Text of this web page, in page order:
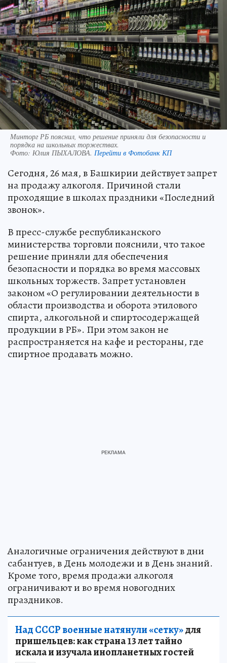
Минторг РБ пояснил, что решение приняли для безопасности и
порядка на школьных торжествах.
Фото: Юлия ПЫХАЛОВА. Перейти в Фотобанк КП
Сегодня, 26 мая, в Башкирии действует запрет
на продажу алкоголя. Причиной стали
проходящие в школах праздники «Последний
звонок».
В пресс-службе республиканского
министерства торговли пояснили, что такое
решение приняли для обеспечения
безопасности и порядка во время массовых
школьных торжеств. Запрет установлен
законом «О регулировании деятельности в
области производства и оборота этилового
спирта, алкогольной и спиртосодержащей
продукции в РБ». При этом закон не
распространяется на кафе и рестораны, где
спиртное продавать можно.
Аналогичные ограничения действуют в дни
сабантуев, в День молодежи и в День знаний.
Кроме того, время продажи алкоголя
ограничивают и во время новогодних
праздников.
Над СССР военные натянули «сетку»для
пришельцев: как страна 13 лет тайно
искала и изучала инопланетных гостей